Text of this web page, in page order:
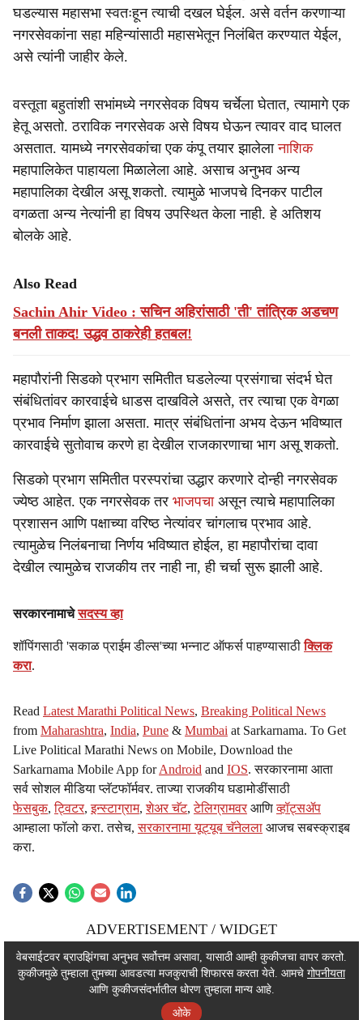
घडल्यास महासभा स्वतःहून त्याची दखल घेईल. असे वर्तन करणाऱ्या
नगरसेवकांना सहा महिन्यांसाठी महासभेतून निलंबित करण्यात येईल,
असे त्यांनी जाहीर केले.
वस्तूता बहुतांशी सभांमध्ये नगरसेवक विषय चर्चेला घेतात, त्यामागे एक
हेतू असतो. ठराविक नगरसेवक असे विषय घेऊन त्यावर वाद घालत
असतात. यामध्ये नगरसेवकांचा एक कंपू तयार झालेलानाशिक
महापालिकेत पाहायला मिळालेला आहे. असाच अनुभव अन्य
महापालिका देखील असू शकतो. त्यामुळे भाजपचे दिनकर पाटील
वगळता अन्य नेत्यांनी हा विषय उपस्थित केला नाही. हे अतिशय
बोलके आहे.
Also Read
Sachin Ahir Video : सचिन अहिरांसाठी 'ती' तांत्रिक अडचण
बनली ताकद! उद्धव ठाकरेही हतबल!
महापौरांनी सिडको प्रभाग समितीत घडलेल्या प्रसंगाचा संदर्भ घेत
संबंधितांवर कारवाईचे धाडस दाखविले असते, तर त्याचा एक वेगळा
प्रभाव निर्माण झाला असता. मात्र संबंधितांना अभय देऊन भविष्यात
कारवाईचे सुतोवाच करणे हा देखील राजकारणाचा भाग असू शकतो.
सिडको प्रभाग समितीत परस्परांचा उद्धार करणारे दोन्ही नगरसेवक
ज्येष्ठ आहेत. एक नगरसेवक तर भाजपचाअसून त्याचे महापालिका
प्रशासन आणि पक्षाच्या वरिष्ठ नेत्यांवर चांगलाच प्रभाव आहे.
त्यामुळेच निलंबनाचा निर्णय भविष्यात होईल, हा महापौरांचा दावा
देखील त्यामुळेच राजकीय तर नाही ना, ही चर्चा सुरू झाली आहे.
सरकारनामाचेसदस्य व्हा
शॉपिंगसाठी 'सकाळ प्राईम डील्स'च्या भन्नाट ऑफर्स पाहण्यासाठीक्लिक
करा.
Read Latest Marathi Political News, Breaking Political News
from Maharashtra, India, Pune & Mumbai at Sarkarnama. To Get
Live Political Marathi News on Mobile, Download the
Sarkarnama Mobile App forAndroid and IOS. सरकारनामा आता
सर्व सोशल मीडिया प्लॅटफॉर्मवर. ताज्या राजकीय घडामोडींसाठी
फेसबुक,ट्विटर,इन्स्टाग्राम,शेअर चॅट,टेलिग्रामवर आणिव्हॉट्सॲप
आम्हाला फॉलो करा. तसेच,सरकारनामा यूट्यूब चॅनेलला आजच सबस्क्राइब
करा.
ADVERTISEMENT / WIDGET
ADVERTISEMENT / WIDGET
ADVERTISEMENT / WIDGET
वेबसाईटवर ब्राउझिंगचा अनुभव सर्वोत्तम असावा, यासाठी आम्ही कुकीजचा वापर करतो.
कुकीजमुळे तुम्हाला तुमच्या आवडत्या मजकुराची शिफारस करता येते. आमचे गोपनीयता
आणि कुकीजसंदर्भातील धोरण तुम्हाला मान्य आहे.
ओके